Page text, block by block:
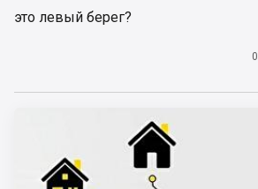
это левый берег?
0